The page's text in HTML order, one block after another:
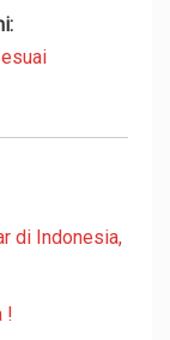
di Indonesia,
!